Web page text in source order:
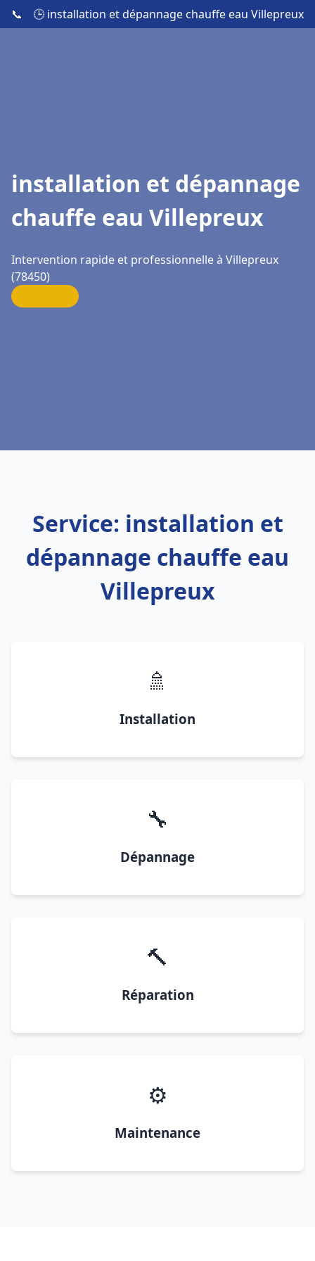
📞 🕒 installation et dépannage chauffe eau Villepreux
installation et dépannage
chauffe eau Villepreux
Intervention rapide et professionnelle à Villepreux
(78450)
Service: installation et
dépannage chauffe eau
Villepreux
🚿
Installation
🔧
Dépannage
🔨
Réparation
⚙️
Maintenance